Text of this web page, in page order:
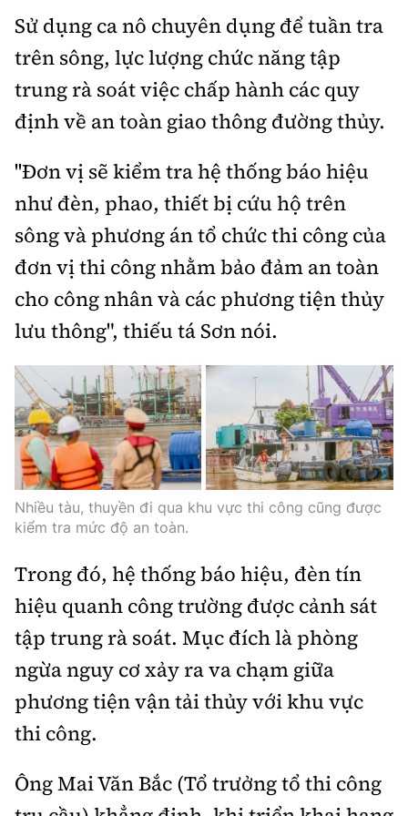
Phó Tổng biên tập:
Nguyễn Sơn Tùng,
Nguyễn Đức Thắng, La Đức Hùng
Hotline:
0901 514 799
Quảng cáo và Phát hành:
0915 057 282
Email:
bandoc@baoxaydung.vn
Cấm sao chép dưới mọi hình thức nếu không có sự
chấp thuận bằng văn bản.
Thông tin tòa
Sử dụng ca nô chuyên dụng để tuần tra
trên sông, lực lượng chức năng tập
trung rà soát việc chấp hành các quy
định về an toàn giao thông đường thủy.
''Đơn vị sẽ kiểm tra hệ thống báo hiệu
như đèn, phao, thiết bị cứu hộ trên
sông và phương án tổ chức thi công của
đơn vị thi công nhằm bảo đảm an toàn
cho công nhân và các phương tiện thủy
lưu thông", thiếu tá Sơn nói.
Nhiều tàu, thuyền đi qua khu vực thi công cũng được
kiểm tra mức độ an toàn.
Trong đó, hệ thống báo hiệu, đèn tín
hiệu quanh công trường được cảnh sát
tập trung rà soát. Mục đích là phòng
ngừa nguy cơ xảy ra va chạm giữa
phương tiện vận tải thủy với khu vực
thi công.
Ông Mai Văn Bắc (Tổ trưởng tổ thi công